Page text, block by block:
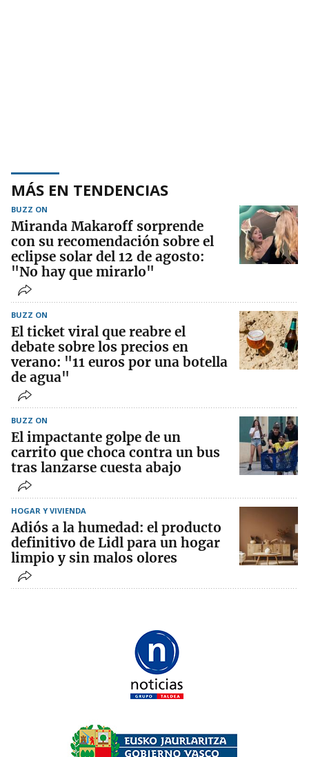
MÁS EN TENDENCIAS
BUZZ ON
Miranda Makaroff sorprende
con su recomendación sobre el
eclipse solar del 12 de agosto:
"No hay que mirarlo"
BUZZ ON
El ticket viral que reabre el
debate sobre los precios en
verano: "11 euros por una botella
de agua"
BUZZ ON
El impactante golpe de un
carrito que choca contra un bus
tras lanzarse cuesta abajo
HOGAR Y VIVIENDA
Adiós a la humedad: el producto
definitivo de Lidl para un hogar
limpio y sin malos olores